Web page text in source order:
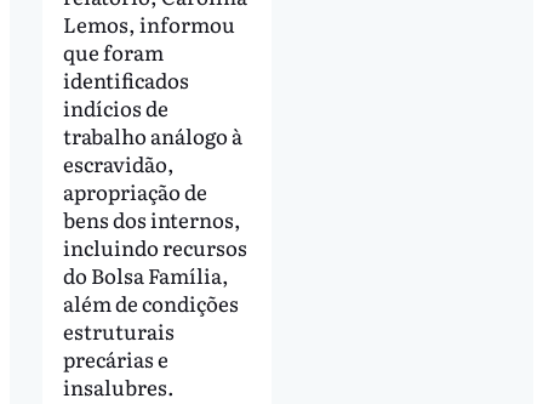
Lemos, informou
que foram
identificados
indícios de
trabalho análogo à
escravidão,
apropriação de
bens dos internos,
incluindo recursos
do Bolsa Família,
além de condições
estruturais
precárias e
insalubres.